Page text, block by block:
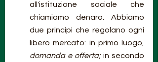
all'istituzione sociale che
chiamiamo denaro. Abbiamo
due principi che regolano ogni
domanda e offerta; in secondo